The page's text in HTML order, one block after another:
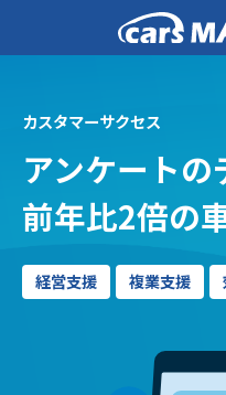
カスタマーサクセス
アンケートの
前年比2倍の
経営支援 複業支援